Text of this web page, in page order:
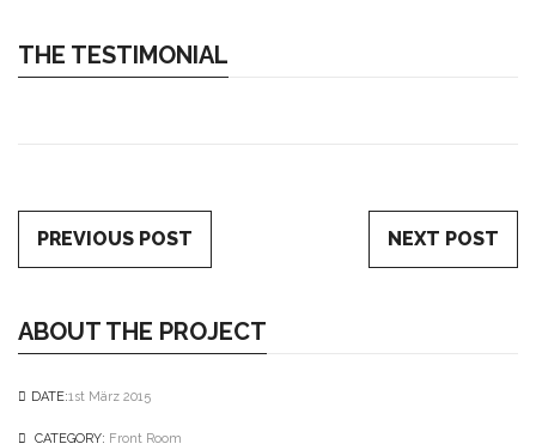
THE TESTIMONIAL
PREVIOUS POST NEXT POST
ABOUT THE PROJECT
DATE:1st März 2015
CATEGORY: Front Room